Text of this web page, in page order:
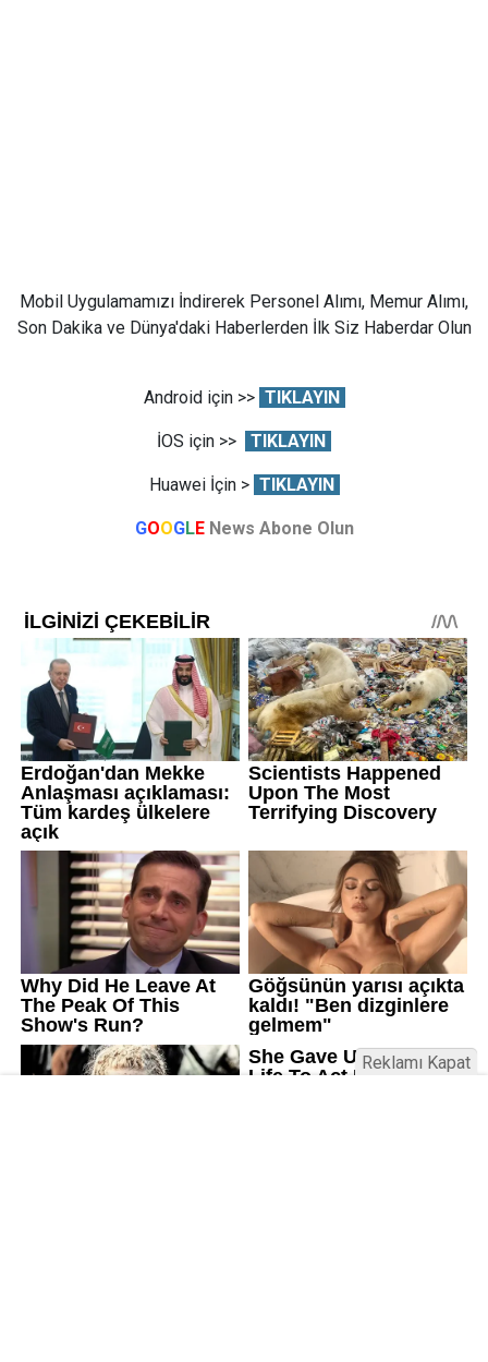
Mobil Uygulamamızı İndirerek Personel Alımı, Memur Alımı,
Son Dakika ve Dünya'daki Haberlerden İlk Siz Haberdar Olun
Android için >> TIKLAYIN
İOS için >> TIKLAYIN
Huawei İçin > TIKLAYIN
GOOGLE News Abone Olun
Reklamı Kapat